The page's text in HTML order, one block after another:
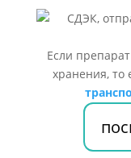
Если
хранения, то